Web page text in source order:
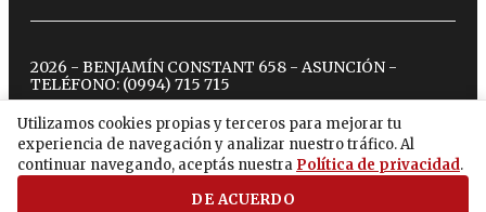
Utilizamos cookies propias y terceros para mejorar tu
experiencia de navegación y analizar nuestro tráfico. Al
continuar navegando, aceptás nuestra Política de privacidad.
DE ACUERDO
2026 - BENJAMÍN CONSTANT 658 - ASUNCIÓN -
TELÉFONO: (0994) 715 715
twitterinstagram
facebook
tiktokyoutubespotify